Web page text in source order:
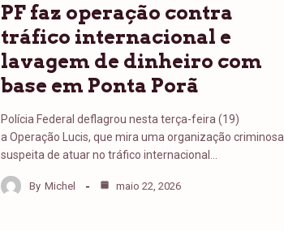
PORÃ
PF faz operação contra
tráfico internacional e
lavagem de dinheiro com
base em Ponta Porã
Polícia Federal deflagrou nesta terça-feira (19)
a Operação Lucis, que mira uma organização criminosa
suspeita de atuar no tráfico internacional…
By Michel maio 22, 2026